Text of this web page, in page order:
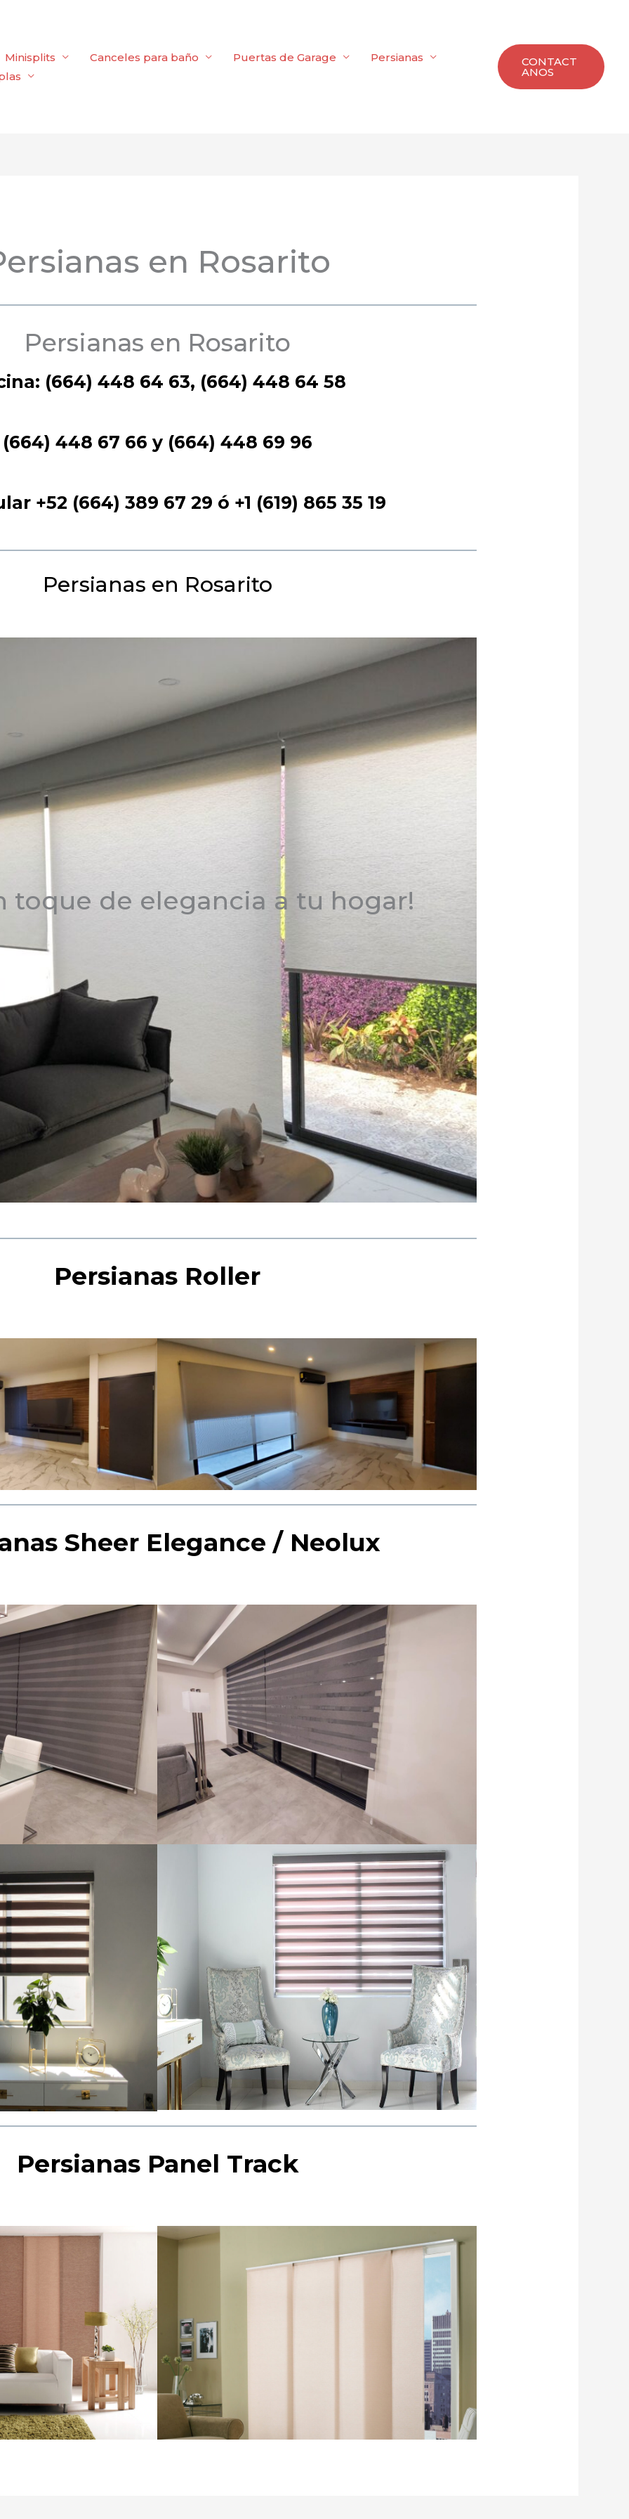
Minisplits Canceles para baño Puertas de Garage
Persianas
CONTACT
ANOS
en Rosarito
Persianas en Rosarito
(664) 448 64 63, (664) 448 64 58
(664) 448 67 66 y (664) 448 69 96
+52 (664) 389 67 29 ó +1 (619) 865 35 19
Persianas en Rosarito
toque de elegancia a tu hogar!
Persianas Roller
Sheer Elegance / Neolux
Persianas Panel Track